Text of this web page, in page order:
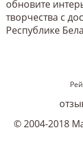
обновите
творчества с
Республике
© 2004-2018